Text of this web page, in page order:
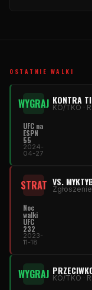
OSTATNIE WALKI
WYGRAJ KONTRA
KO/TKO ·
UFC na
ESPN
55
2024-
04-27
STRAT VS.
Zgłoszenie
Noc
walki
UFC
232
2023-
11-18
WYGRAJ KO/TKO ·